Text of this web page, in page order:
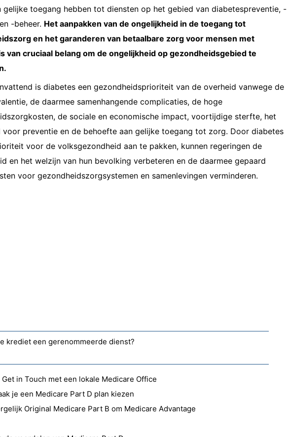
gelijke toegang hebben tot diensten op het gebied van diabetespreventie, -
-beheer. Het aanpakken van de ongelijkheid in de toegang tot
en het garanderen van betaalbare zorg voor mensen met
van cruciaal belang om de ongelijkheid op gezondheidsgebied te
is diabetes een gezondheidsprioriteit van de overheid vanwege de
de daarmee samenhangende complicaties, de hoge
de sociale en economische impact, voortijdige sterfte, het
voor preventie en de behoefte aan gelijke toegang tot zorg. Door diabetes
voor de volksgezondheid aan te pakken, kunnen regeringen de
en het welzijn van hun bevolking verbeteren en de daarmee gepaard
voor gezondheidszorgsystemen en samenlevingen verminderen.
krediet een gerenommeerde dienst?
Get in Touch met een lokale Medicare Office
je een Medicare Part D plan kiezen
Original Medicare Part B om Medicare Advantage